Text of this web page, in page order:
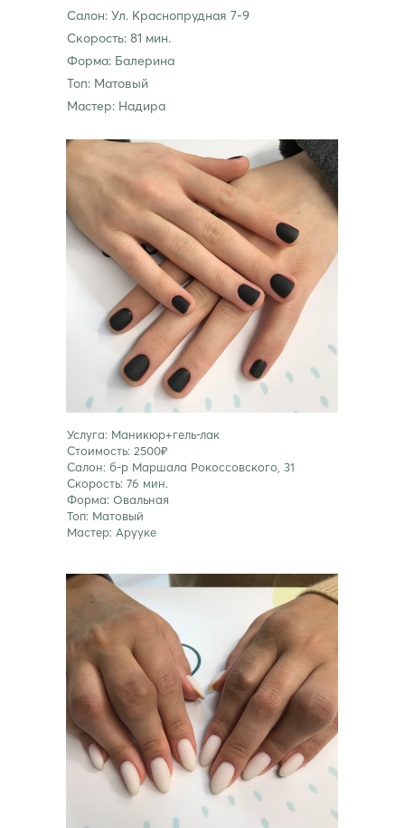
Салон: Ул. Краснопрудная 7-9
Скорость: 81 мин.
Форма: Балерина
Топ: Матовый
Мастер: Надира
Услуга: Маникюр+гель-лак
Стоимость: 2500₽
Салон: б-р Маршала Рокоссовского, 31
Скорость: 76 мин.
Форма: Овальная
Топ: Матовый
Мастер: Арууке